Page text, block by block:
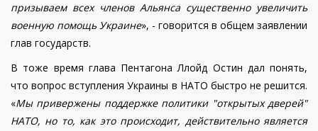
призываем всех членов Альянса существенно увеличить
военную помощь Украине», - говорится в общем заявлении
глав государств.
В тоже время глава Пентагона Ллойд Остин дал понять,
что вопрос вступления Украины в НАТО быстро не решится.
«Мы привержены поддержке политики "открытых дверей"
НАТО, но то, как это происходит, действительно является